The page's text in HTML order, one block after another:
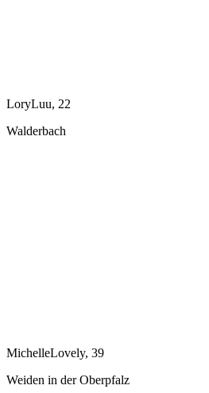
LoryLuu, 22
Walderbach
MichelleLovely, 39
Weiden in der Oberpfalz